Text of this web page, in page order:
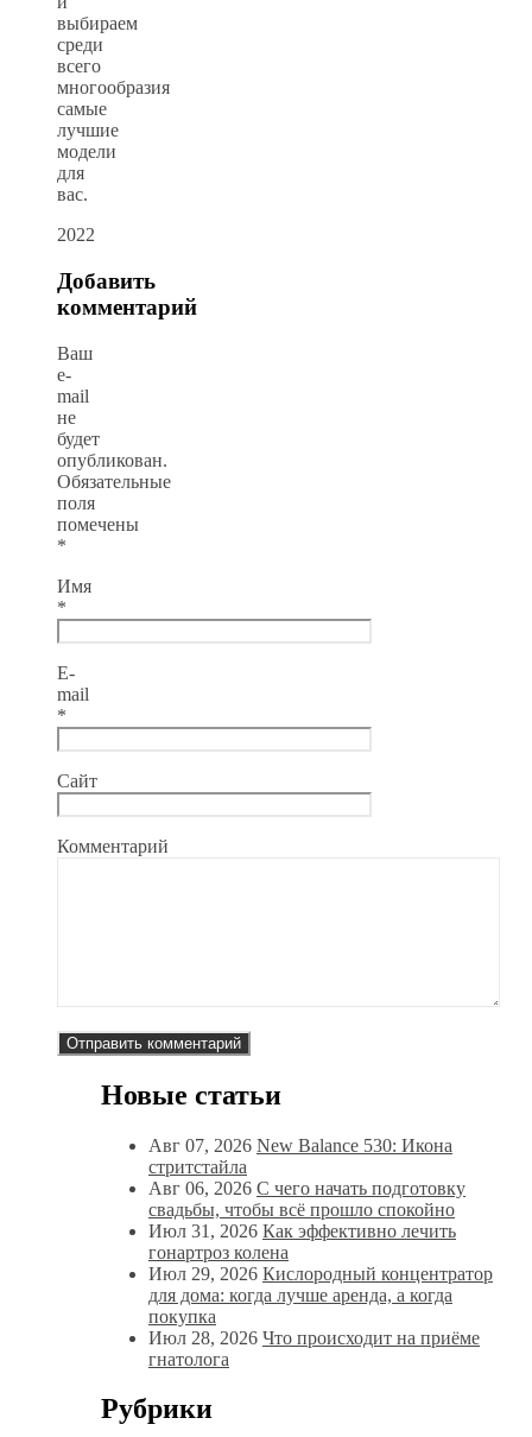
выбираем
среди
всего
многообразия
самые
лучшие
модели
для
вас.
2022
Добавить
комментарий
Ваш
e-
mail
не
будет
опубликован.
Обязательные
поля
помечены
*
Имя
*
E-
mail
*
Сайт
Комментарий
Новые статьи
Авг 07, 2026 New Balance 530: Икона
стритстайла
Авг 06, 2026 С чего начать подготовку
свадьбы, чтобы всё прошло спокойно
Июл 31, 2026 Как эффективно лечить
гонартроз колена
Июл 29, 2026 Кислородный концентратор
для дома: когда лучше аренда, а когда
покупка
Июл 28, 2026 Что происходит на приёме
гнатолога
Рубрики